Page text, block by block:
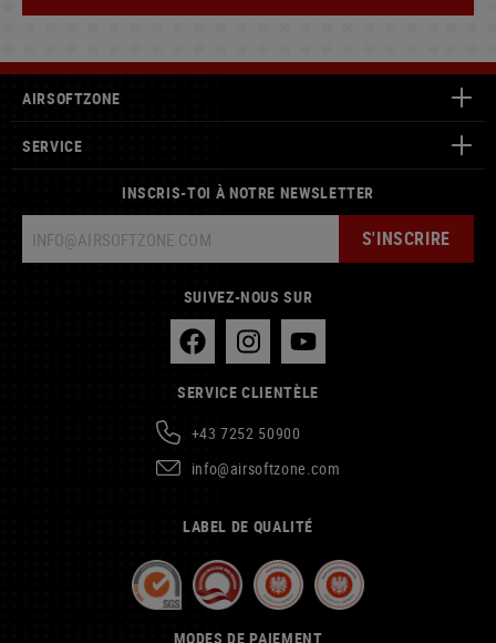
AIRSOFTZONE
SERVICE
INSCRIS-TOI À NOTRE NEWSLETTER
S'INSCRIRE
SUIVEZ-NOUS SUR
SERVICE CLIENTÈLE
+43 7252 50900
info@airsoftzone.com
LABEL DE QUALITÉ
MODES DE PAIEMENT